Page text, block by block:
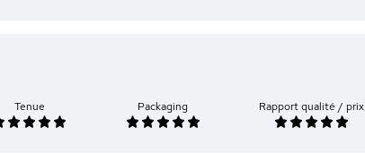
Tenue Packaging Rapport qualité / prix